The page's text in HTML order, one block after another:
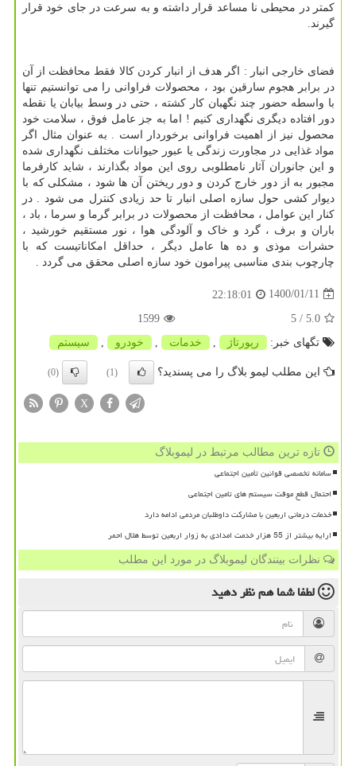
کمتر در محیطی نا مساعد قرار داشته و به سرعت در جای خود قرار
گیرند.
فضای خارجی انبار : اگر هدف از انبار کردن کالا فقط محافظت از آن
در برابر هجوم سارقین بود ، محصولات فراوانی را می توانستیم تنها
با واسطه حضور چند نگهبان کار کشته ، حتی در وسط بیابان یا نقطه
دور افتاده دیگری نگهداری کنیم ! اما به جز عامل فوق ، سلامت خود
محصول نیز از اهمیت فراوانی برخوردار است . به عنوان مثال اگر
مواد غذایی در مجاورت زندگی یا عبور حیوانات مختلف نگهداری شده
و این جانوران آثار نامطلوبی روی این مواد بگذارند ، شاید کارفرما
مجبور به از دور خارج کردن و دور ریختن آن ها شود ، مشکلی که با
دیوار کشی حول سازه اصلی انبار تا حد زیادی کنترل می شود . در
کنار این عوامل ، محافظت از محصولات در برابر گرما و سرما ، باد ،
باران و برف ، گرد و خاک و آلودگی هوا ، نور مستقیم خورشید ،
حشرات موذی و ده ها عامل دیگر ، حداقل امکاناتیست که با
چارچوب بندی مناسبی پیرامون خود سازه اصلی محقق می گردد .
1400/01/11
22:18:01
5.0
/ 5
1599
تگهای خبر:
رپورتاژ , خدمات , خودرو , سیستم
این مطلب لیمو بلاگ را می پسندید؟ (1)
(0)
X
تازه ترین مطالب مرتبط در لیموبلاگ
سامانه تخصصی قوانین تأمین اجتماعی
احتمال قطع موقت سیستم های تامین اجتماعی
خدمات درمانی اربعین با مشارکت داوطلبان مردمی ادامه دارد
ارایه بیشتر از 55 هزار خدمت امدادی به زوار اربعین توسط هلال احمر
نظرات بینندگان لیموبلاگ در مورد این مطلب
لطفا شما همنظر دهید